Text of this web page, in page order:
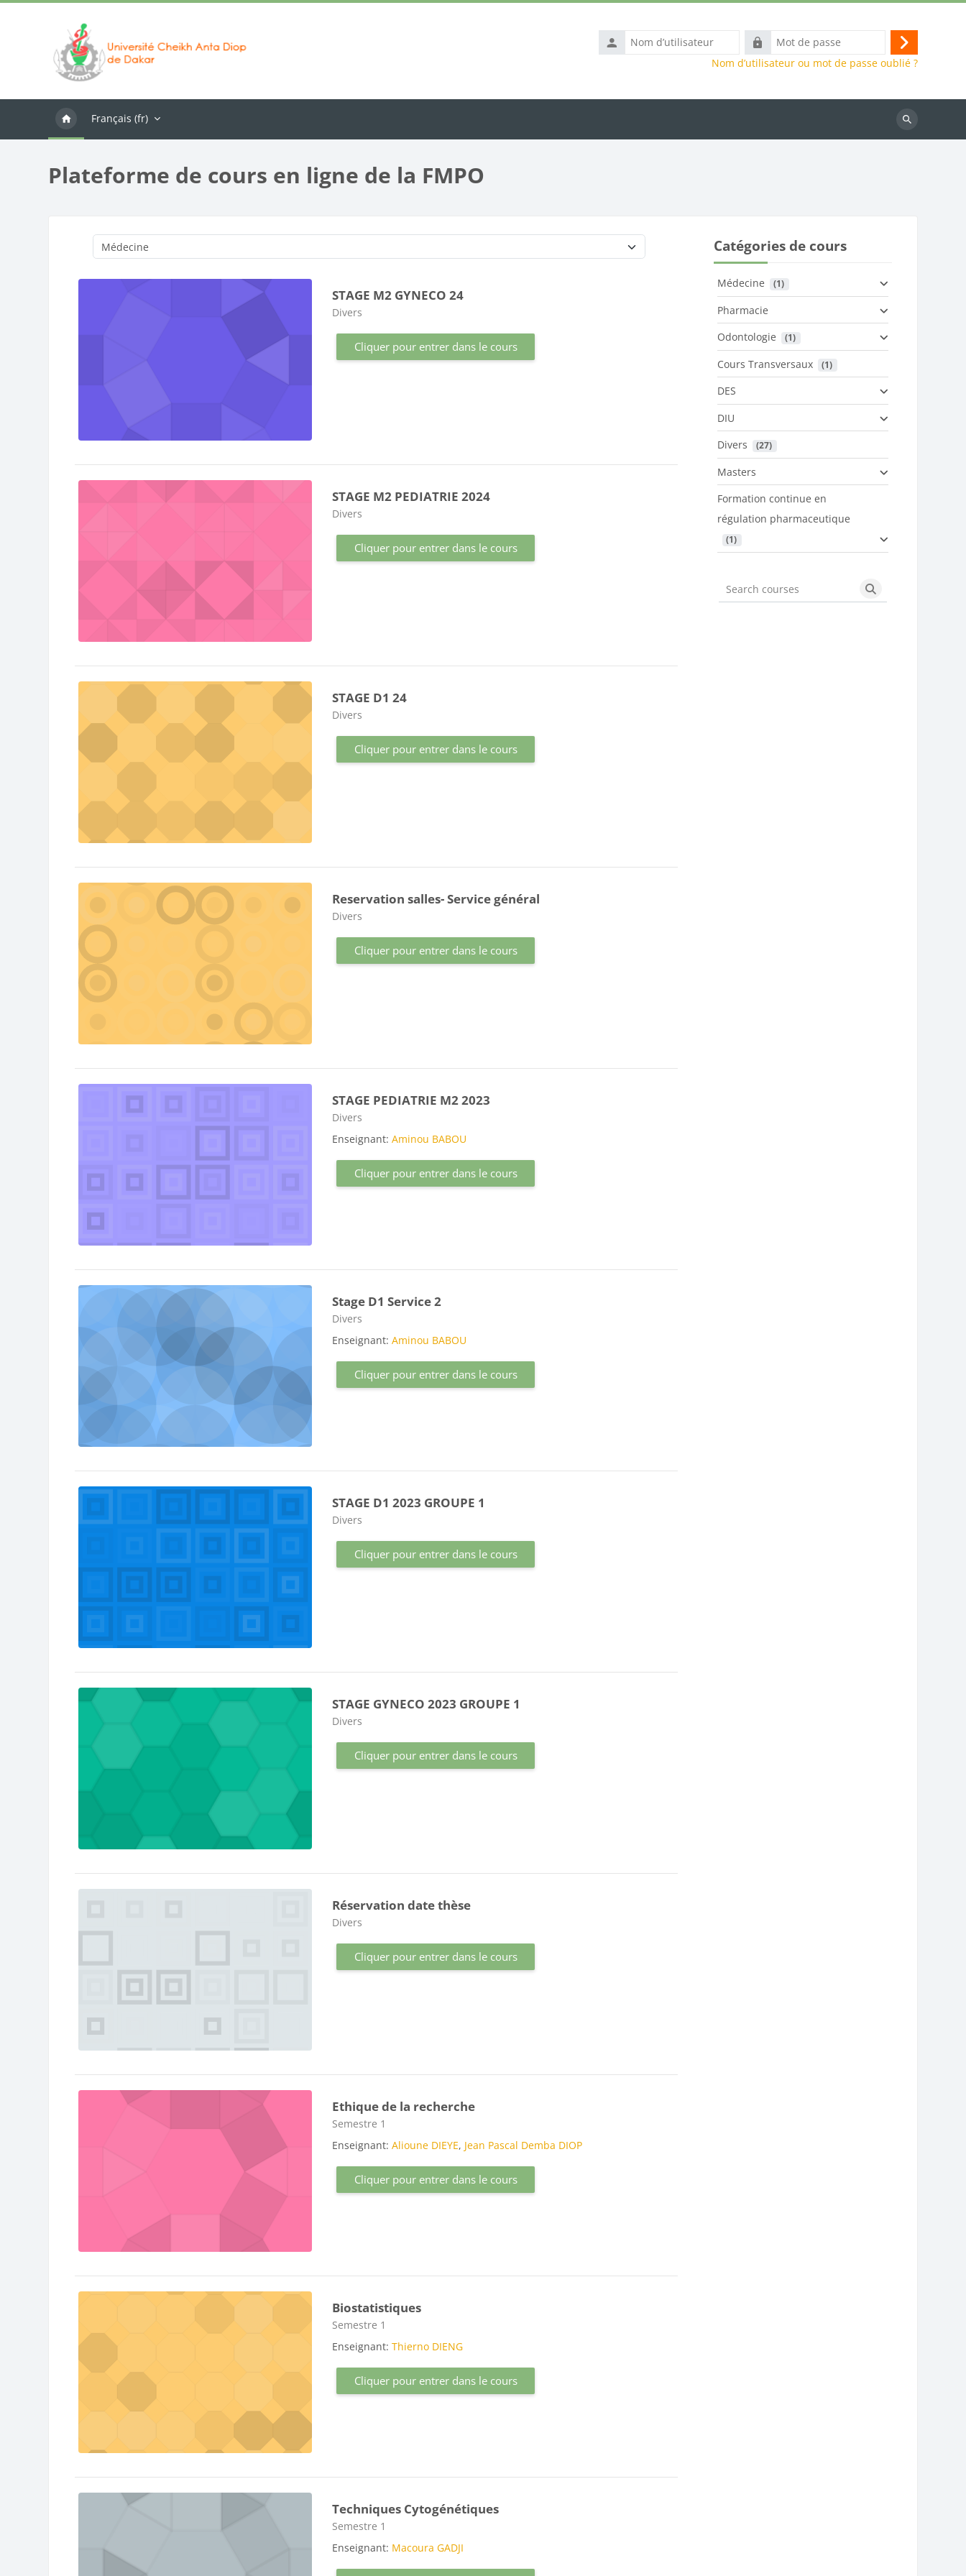
Nom
d’utilisateur
Mot
de
Connexion
Nom d’utilisateur ou mot de passe oublié ?
Français ‎(fr)‎
Rechercher
Plateforme de cours en ligne de la FMPO
STAGE M2 GYNECO 24
Catégorie de cours
Divers
Cliquer pour entrer dans le cours
STAGE M2 PEDIATRIE 2024
Catégorie de cours
Divers
Cliquer pour entrer dans le cours
STAGE D1 24
Catégorie de cours
Divers
Cliquer pour entrer dans le cours
Reservation salles- Service général
Catégorie de cours
Divers
Cliquer pour entrer dans le cours
STAGE PEDIATRIE M2 2023
Catégorie de cours
Divers
Enseignant:Aminou BABOU
Cliquer pour entrer dans le cours
Stage D1 Service 2
Catégorie de cours
Divers
Enseignant:Aminou BABOU
Cliquer pour entrer dans le cours
STAGE D1 2023 GROUPE 1
Catégorie de cours
Divers
Cliquer pour entrer dans le cours
STAGE GYNECO 2023 GROUPE 1
Catégorie de cours
Divers
Cliquer pour entrer dans le cours
Réservation date thèse
Catégorie de cours
Divers
Cliquer pour entrer dans le cours
Ethique de la recherche
Catégorie de cours
Semestre 1
Enseignant:Alioune DIEYE, Jean Pascal Demba DIOP
Cliquer pour entrer dans le cours
Biostatistiques
Catégorie de cours
Semestre 1
Enseignant:Thierno DIENG
Cliquer pour entrer dans le cours
Techniques Cytogénétiques
Catégorie de cours
Semestre 1
Enseignant: Macoura GADJI
Catégories de cours
Médecine (1)
Pharmacie
Odontologie
(1)
Cours Transversaux (1)
DES
DIU
Divers
(27)
Masters
Formation continue en
régulation pharmaceutique
(1)
Search courses Search courses